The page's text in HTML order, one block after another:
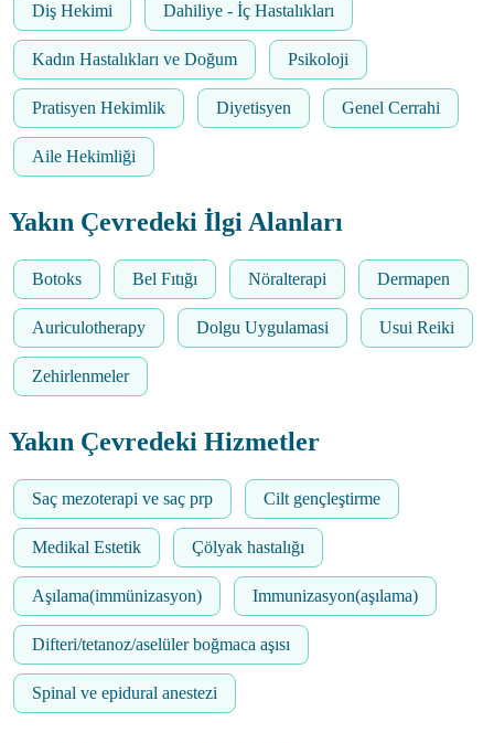
Diş Hekimi Dahiliye - İç Hastalıkları
Kadın Hastalıkları ve Doğum Psikoloji
Pratisyen Hekimlik Diyetisyen Genel Cerrahi
Aile Hekimliği
Yakın Çevredeki İlgi Alanları
Botoks Bel Fıtığı Nöralterapi Dermapen
Auriculotherapy Dolgu Uygulamasi Usui Reiki
Zehirlenmeler
Yakın Çevredeki Hizmetler
Saç mezoterapi ve saç prp Cilt gençleştirme
Medikal Estetik Çölyak hastalığı
Aşılama(immünizasyon) Immunizasyon(aşılama)
Difteri/tetanoz/aselüler boğmaca aşısı
Spinal ve epidural anestezi